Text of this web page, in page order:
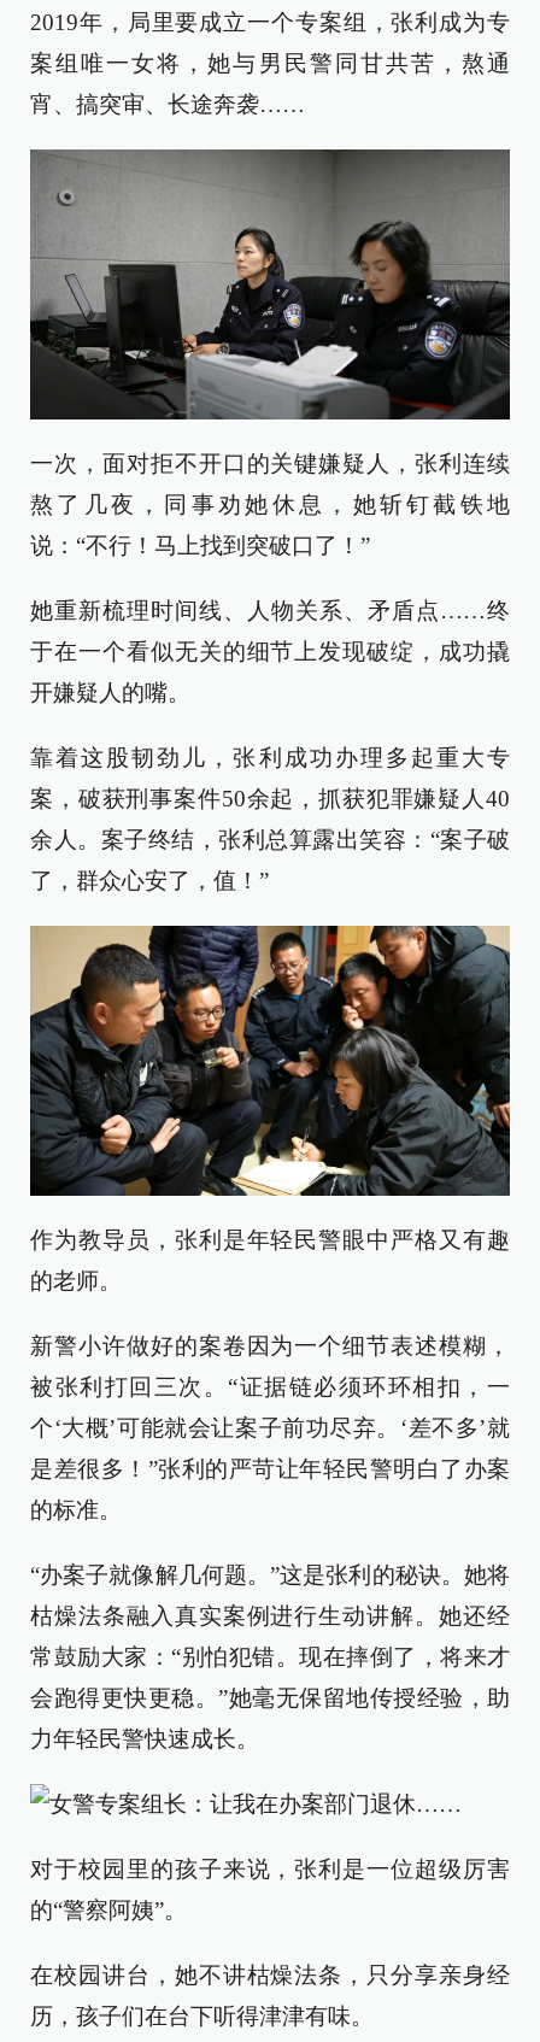
2019年，局里要成立一个专案组，张利成为专
案组唯一女将，她与男民警同甘共苦，熬通
宵、搞突审、长途奔袭……
一次，面对拒不开口的关键嫌疑人，张利连续
熬了几夜，同事劝她休息，她斩钉截铁地
说：“不行！马上找到突破口了！”
她重新梳理时间线、人物关系、矛盾点……终
于在一个看似无关的细节上发现破绽，成功撬
开嫌疑人的嘴。
靠着这股韧劲儿，张利成功办理多起重大专
案，破获刑事案件50余起，抓获犯罪嫌疑人40
余人。案子终结，张利总算露出笑容：“案子破
了，群众心安了，值！”
作为教导员，张利是年轻民警眼中严格又有趣
的老师。
新警小许做好的案卷因为一个细节表述模糊，
被张利打回三次。“证据链必须环环相扣，一
个‘大概’可能就会让案子前功尽弃。‘差不多’就
是差很多！”张利的严苛让年轻民警明白了办案
的标准。
“办案子就像解几何题。”这是张利的秘诀。她将
枯燥法条融入真实案例进行生动讲解。她还经
常鼓励大家：“别怕犯错。现在摔倒了，将来才
会跑得更快更稳。”她毫无保留地传授经验，助
力年轻民警快速成长。
对于校园里的孩子来说，张利是一位超级厉害
的“警察阿姨”。
在校园讲台，她不讲枯燥法条，只分享亲身经
历，孩子们在台下听得津津有味。